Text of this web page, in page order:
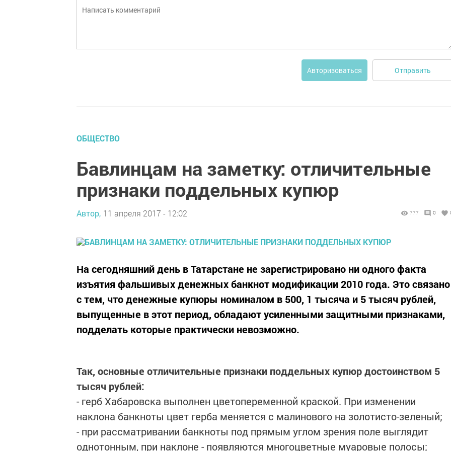
Авторизоваться Отправить
ОБЩЕСТВО
Бавлинцам на заметку: отличительные
признаки поддельных купюр
Автор, 11 апреля 2017 - 12:02 777 0
На сегодняшний день в Татарстане не зарегистрировано ни одного факта
изъятия фальшивых денежных банкнот модификации 2010 года. Это связано
с тем, что денежные купюры номиналом в 500, 1 тысяча и 5 тысяч рублей,
выпущенные в этот период, обладают усиленными защитными признаками,
подделать которые практически невозможно.
Так, основные отличительные признаки поддельных купюр достоинством 5
тысяч рублей:
- герб Хабаровска выполнен цветопеременной краской. При изменении
наклона банкноты цвет герба меняется с малинового на золотисто-зеленый;
- при рассматривании банкноты под прямым углом зрения поле выглядит
однотонным, при наклоне - появляются многоцветные муаровые полосы;